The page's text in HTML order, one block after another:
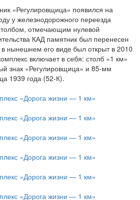
«Регулировщица» появился на
у железнодорожного переезда
отмечающим нулевой
КАД памятник был перенесен
нынешнем его виде был открыт в 2010
включает в себя: столб «1 км»
знак «Регулировщица» и 85-мм
1939 года (52-К).